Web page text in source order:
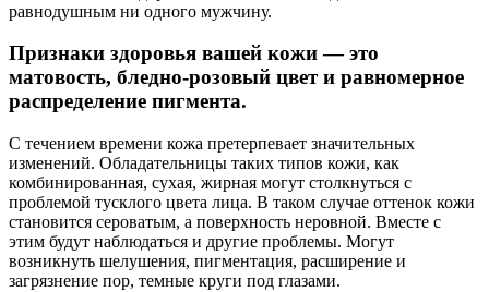
равнодушным ни одного мужчину.
Признаки здоровья вашей кожи — это
матовость, бледно-розовый цвет и равномерное
распределение пигмента.
С течением времени кожа претерпевает значительных
изменений. Обладательницы таких типов кожи, как
комбинированная, сухая, жирная могут столкнуться с
проблемой тусклого цвета лица. В таком случае оттенок кожи
становится сероватым, а поверхность неровной. Вместе с
этим будут наблюдаться и другие проблемы. Могут
возникнуть шелушения, пигментация, расширение и
загрязнение пор, темные круги под глазами.